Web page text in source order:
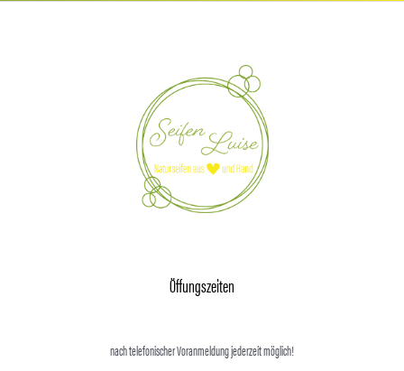
Öffungszeiten
nach telefonischer Voranmeldung jederzeit möglich!